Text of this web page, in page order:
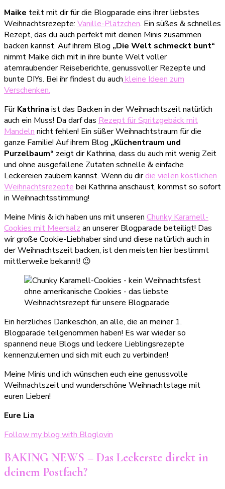
Maike teilt mit dir für die Blogparade eins ihrer liebstes
Weihnachtsrezepte: Vanille-Plätzchen. Ein süßes & schnelles
Rezept, das du auch perfekt mit deinen Minis zusammen
backen kannst. Auf ihrem Blog „Die Welt schmeckt bunt“
nimmt Maike dich mit in ihre bunte Welt voller
atemraubender Reiseberichte, genussvoller Rezepte und
bunte DIYs. Bei ihr findest du auchkleine Ideen zum
Verschenken.
FürKathrina ist das Backen in der Weihnachtszeit natürlich
auch ein Muss! Da darf das Rezept für Spritzgebäck mit
Mandelnnicht fehlen! Ein süßer Weihnachtstraum für die
ganze Familie! Auf ihrem Blog „Küchentraum und
Purzelbaum“ zeigt dir Kathrina, dass du auch mit wenig Zeit
und ohne ausgefallene Zutaten schnelle & einfache
Leckereien zaubern kannst. Wenn du dirdie vielen köstlichen
Weihnachtsrezeptebei Kathrina anschaust, kommst so sofort
in Weihnachtsstimmung!
Meine Minis & ich haben uns mit unseren Chunky Karamell-
Cookies mit Meersalzan unserer Blogparade beteiligt! Das
wir große Cookie-Liebhaber sind und diese natürlich auch in
der Weihnachtszeit backen, ist den meisten hier bestimmt
mittlerweile bekannt! 😉
Ein herzliches Dankeschön, an alle, die an meiner 1.
Blogparade teilgenommen haben! Es war wieder so
spannend neue Blogs und leckere Lieblingsrezepte
kennenzulernen und sich mit euch zu verbinden!
Meine Minis und ich wünschen euch eine genussvolle
Weihnachtszeit und wunderschöne Weihnachtstage mit
euren Lieben!
Eure Lia
Follow my blog with Bloglovin
BAKING NEWS – Das Leckerste direkt in
deinem Postfach?